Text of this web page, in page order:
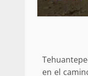
en el